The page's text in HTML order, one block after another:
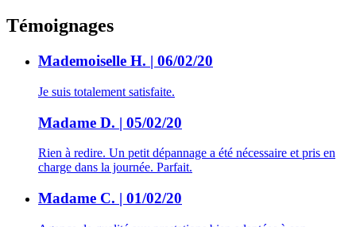
Témoignages
Mademoiselle H. | 06/02/20
Je suis totalement satisfaite.
Madame D. | 05/02/20
Rien à redire. Un petit dépannage a été nécessaire et pris en
charge dans la journée. Parfait.
Madame C. | 01/02/20